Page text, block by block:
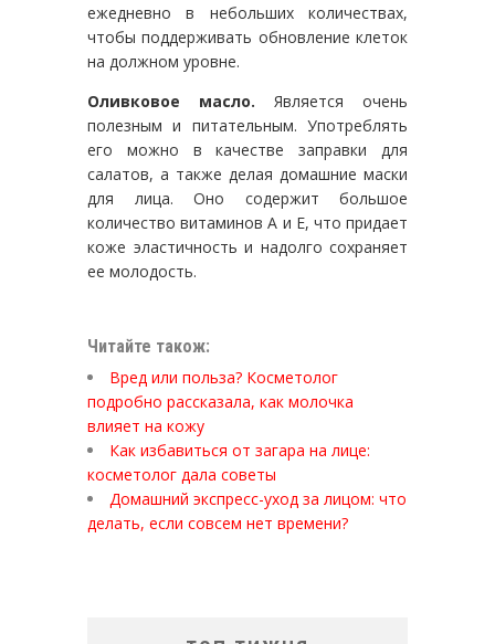
ежедневно в небольших количествах,
чтобы поддерживать обновление клеток
на должном уровне.
Оливковое масло. Является очень
полезным и питательным. Употреблять
его можно в качестве заправки для
салатов, а также делая домашние маски
для лица. Оно содержит большое
количество витаминов А и Е, что придает
коже эластичность и надолго сохраняет
ее молодость.
Читайте також:
Вред или польза? Косметолог
подробно рассказала, как молочка
влияет на кожу
Как избавиться от загара на лице:
косметолог дала советы
Домашний экспресс-уход за лицом: что
делать, если совсем нет времени?